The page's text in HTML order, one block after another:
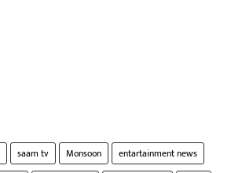
saam tv Monsoon
entartainment news